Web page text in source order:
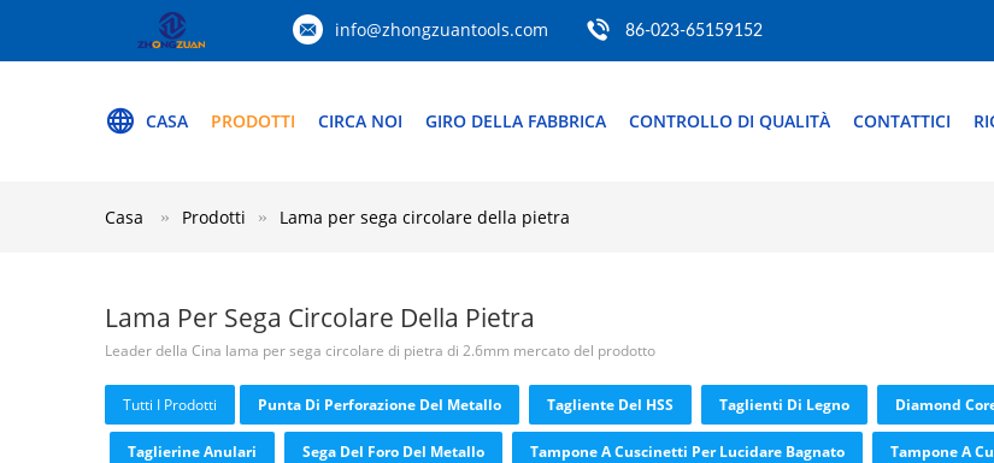
info@zhongzuantools.com 86-023-65159152
CASA PRODOTTI CIRCA NOI GIRO DELLA FABBRICA CONTROLLO DI QUALITÀ CONTATTICI
Casa Prodotti Lama per sega circolare della pietra
Lama Per Sega Circolare Della Pietra
Leader della Cina lama per sega circolare di pietra di 2.6mm mercato del prodotto
Tutti I Prodotti Punta Di Perforazione Del Metallo Tagliente Del HSS Taglienti Di Legno Diamond
Taglierine Anulari Sega Del Foro Del Metallo Tampone A Cuscinetti Per Lucidare Bagnato Tampone A